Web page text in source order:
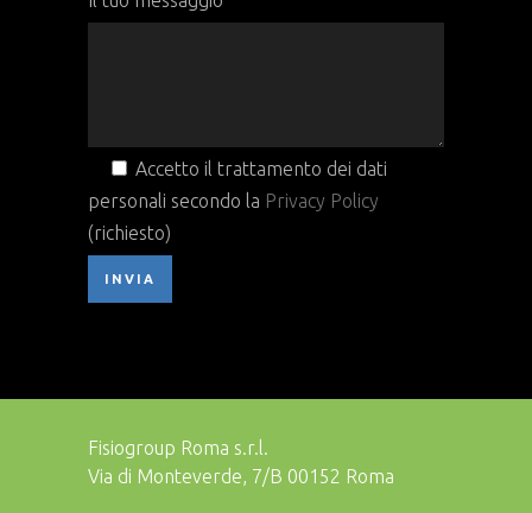
Accetto il trattamento dei dati
personali secondo la Privacy Policy
(richiesto)
Fisiogroup Roma s.r.l.
Via di Monteverde, 7/B 00152 Roma